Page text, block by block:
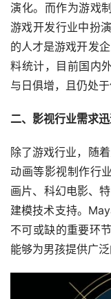
演化。而作为游戏
游戏开发行业中扮
的人才是游戏开发
料统计，目前国内
与日俱增，且仍处于
二、影视行业需求
除了游戏行业，随
动画等影视制作行
画片、科幻电影、
建模技术支持。
不可或缺的重要环
能够为男孩提供广泛